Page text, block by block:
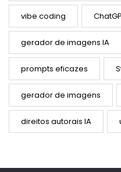
vibe coding
gerador de imagens IA
prompts eficazes
gerador de imagens
direitos autorais IA